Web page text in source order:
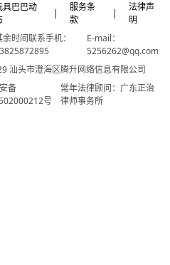
具巴巴动
|
服务条
款
|
法律声
明
余时间联系手机：
E-mail：
5256262@qq.com
汕头市澄海区腾升网络信息有限公司
备
号
常年法律顾问：广东正治
律师事务所